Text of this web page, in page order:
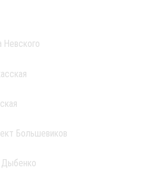
Большевиков
Дыбенко